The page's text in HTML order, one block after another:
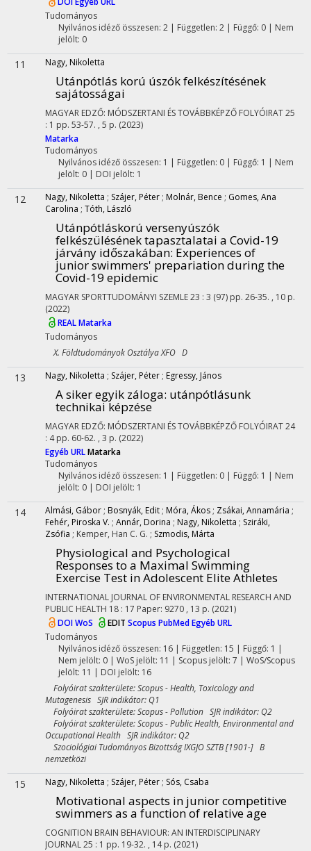
Tudományos
Nyilvános idéző összesen: 2| Független: 2 | Függő: 0 | Nem
jelölt: 0
11 Nagy, Nikoletta
Utánpótlás korú úszók felkészítésének
sajátosságai
MAGYAR EDZŐ: MÓDSZERTANI ÉS TOVÁBBKÉPZŐ FOLYÓIRAT25
: 1 pp. 53-57. , 5 p. (2023)
Matarka
Tudományos
Nyilvános idéző összesen: 1 | Független: 0 | Függő: 1 | Nem
jelölt: 0 | DOI jelölt: 1
12 Nagy, Nikoletta ; Szájer, Péter ; Molnár, Bence ; Gomes, Ana
Carolina ; Tóth, László
Utánpótláskorú versenyúszók
felkészülésének tapasztalatai a Covid-19
járvány időszakában: Experiences of
junior swimmers' prepariation during the
Covid-19 epidemic
MAGYAR SPORTTUDOMÁNYI SZEMLE23 : 3 (97) pp. 26-35. , 10 p.
(2022)
REALMatarka
Tudományos
X. Földtudományok Osztálya XFO D
13 Nagy, Nikoletta ; Szájer, Péter ; Egressy, János
A siker egyik záloga: utánpótlásunk
technikai képzése
MAGYAR EDZŐ: MÓDSZERTANI ÉS TOVÁBBKÉPZŐ FOLYÓIRAT24
: 4 pp. 60-62. , 3 p. (2022)
Egyéb URLMatarka
Tudományos
Nyilvános idéző összesen: 1 | Független: 0 | Függő: 1 | Nem
jelölt: 0 | DOI jelölt: 1
14 Almási, Gábor ; Bosnyák, Edit ; Móra, Ákos ; Zsákai, Annamária ;
Fehér, Piroska V. ; Annár, Dorina ; Nagy, Nikoletta ; Sziráki,
Zsófia ; Kemper, Han C. G. ; Szmodis, Márta
Physiological and Psychological
Responses to a Maximal Swimming
Exercise Test in Adolescent Elite Athletes
INTERNATIONAL JOURNAL OF ENVIRONMENTAL RESEARCH AND
PUBLIC HEALTH 18 : 17 Paper: 9270 , 13 p. (2021)
DOIWoS EDIT Scopus PubMedEgyéb URL
Tudományos
Nyilvános idéző összesen: 16| Független: 15 | Függő: 1 |
Nem jelölt: 0 | WoS jelölt: 11 | Scopus jelölt: 7 | WoS/Scopus
jelölt: 11 | DOI jelölt: 16
Folyóirat szakterülete: Scopus - Health, Toxicology and
Mutagenesis SJR indikátor: Q1
Folyóirat szakterülete: Scopus - Pollution SJR indikátor: Q2
Folyóirat szakterülete: Scopus - Public Health, Environmental and
Occupational Health SJR indikátor: Q2
Szociológiai Tudományos Bizottság IXGJO SZTB [1901-] B
nemzetközi
15 Nagy, Nikoletta ; Szájer, Péter ; Sós, Csaba
Motivational aspects in junior competitive
swimmers as a function of relative age
COGNITION BRAIN BEHAVIOUR: AN INTERDISCIPLINARY
JOURNAL25 : 1 pp. 19-32. , 14 p. (2021)